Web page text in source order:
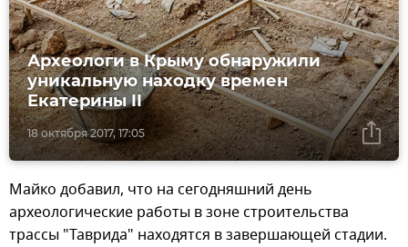
18 октября 2017, 17:05
Археологи в Крыму обнаружили
уникальную находку времен
Екатерины II
Майко добавил, что на сегодняшний день
археологические работы в зоне строительства
трассы "Таврида" находятся в завершающей стадии.